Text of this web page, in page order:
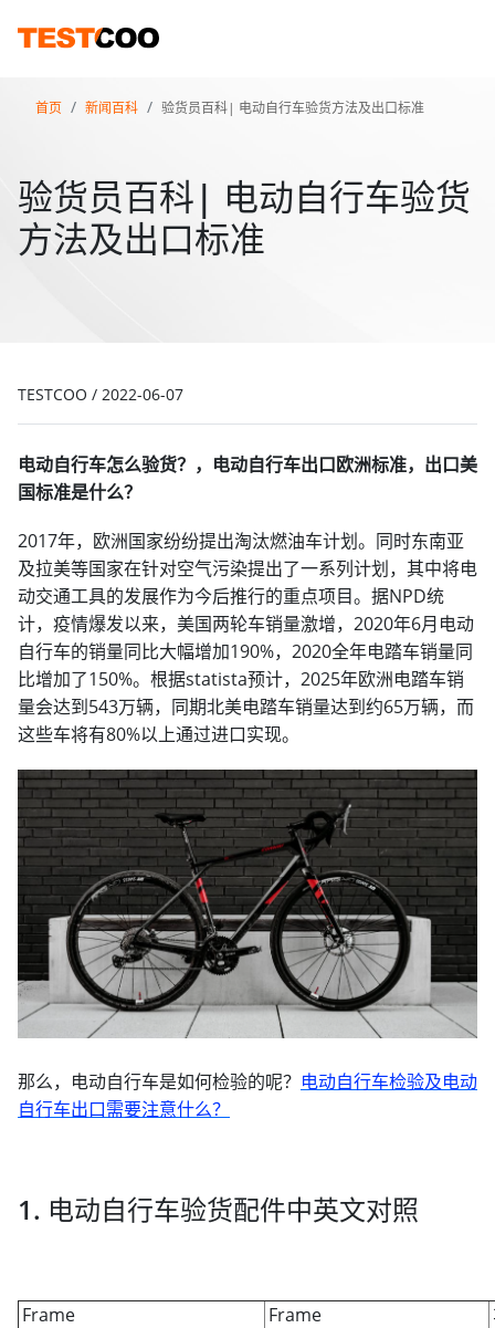
首页 新闻百科 验货员百科| 电动自行车验货方法及出口标准
验货员百科| 电动自行车验货
方法及出口标准
TESTCOO / 2022-06-07
电动自行车怎么验货？，电动自行车出口欧洲标准，出口美
国标准是什么？
2017年，欧洲国家纷纷提出淘汰燃油车计划。同时东南亚
及拉美等国家在针对空气污染提出了一系列计划，其中将电
动交通工具的发展作为今后推行的重点项目。据NPD统
计，疫情爆发以来，美国两轮车销量激增，2020年6月电动
自行车的销量同比大幅增加190%，2020全年电踏车销量同
比增加了150%。根据statista预计，2025年欧洲电踏车销
量会达到543万辆，同期北美电踏车销量达到约65万辆，而
这些车将有80%以上通过进口实现。
那么，电动自行车是如何检验的呢？ 电动自行车检验及电动
自行车出口需要注意什么？
1. 电动自行车验货配件中英文对照
Frame Frame